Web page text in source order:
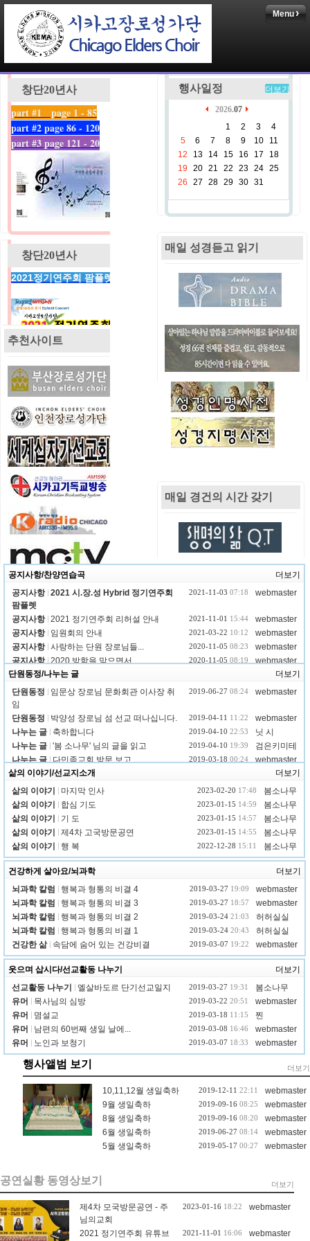
Menu
행사일정
2026.07
1
2 3
4
5
6 7 8 9 10
11
12
13 14 15 16 17
18
19
20 21 22 23 24
25
26
27 28 29 30 31
더보기
매일 성경듣고 읽기
매일 경건의 시간 갖기
창단20년사
part #1 page 1 - 85
part #2 page 86 - 120
part #3 page 121 - 20
창단20년사
2021정기연주회 팜플렛
https://issuu.https://issuu.com/paulyang
21_rgbttps://issuu.com/paulyang55/docs/
2021
cs/2021_rgb
추천사이트
공지사항/찬양연습곡
더보기
공지사항 2021 시.장.성 Hybrid 정기연주회
팜플렛
2021-11-03 07:18 webmaster
공지사항 2021 정기연주회 리허설 안내 2021-11-01 15:44
webmaster
공지사항
임원회의 안내 2021-03-22 10:12
webmaster
공지사항 사랑하는 단원 장로님들... 2020-11-05 08:23
webmaster
공지사항 2020 방학을 맞으면서 2020-11-05 08:19
webmaster
단원동정/나누는 글
더보기
단원동정
임문상 장로님 문화회관 이사장 취
임
2019-06-27 08:24 webmaster
단원동정 박양성 장로님 섬 선교 떠나십니다. 2019-04-11 11:22
webmaster
나누는 글
축하합니다 2019-04-10 22:53
닛 시
나누는 글 '봄 소나무' 님의 글을 읽고 2019-04-10 19:39
검은키미테
나누는 글 다민족교회 방문 보고 2019-03-18 00:24
webmaster
삶의 이야기/선교지소개
더보기
삶의 이야기
마지막 인사 2023-02-20 17:48
봄소나무
삶의 이야기
합심 기도 2023-01-15 14:59
봄소나무
삶의 이야기
기 도 2023-01-15 14:57
봄소나무
삶의 이야기
제4차 고국방문공연 2023-01-15 14:55
봄소나무
삶의 이야기
행 복 2022-12-28 15:11 봄소나무
건강하게 살아요/뇌과학
더보기
뇌과학 칼럼
행복과 형통의 비결 4 2019-03-27 19:09
webmaster
뇌과학 칼럼
행복과 형통의 비결 3 2019-03-27 18:57
webmaster
뇌과학 칼럼
행복과 형통의 비결 2 2019-03-24 21:03
허허실실
뇌과학 칼럼
행복과 형통의 비결 1 2019-03-24 20:43
허허실실
건강한 삶
속담에 숨어 있는 건강비결 2019-03-07 19:22 webmaster
웃으며 삽시다/선교활동 나누기
더보기
선교활동 나누기
엘살바도르 단기선교일지 2019-03-27 19:31
봄소나무
유머
목사님의 심방 2019-03-22 20:51
webmaster
유머
몀설교 2019-03-18 11:15
찐
유머
남편의 60번째 생일 날에... 2019-03-08 16:46
webmaster
유머
노인과 보청기 2019-03-07 18:33 webmaster
행사앨범 보기 더보기
10,11,12월 생일축하 2019-12-11 22:11
webmaster
9월 생일축하
2019-09-16 08:25
webmaster
8월 생일축하
2019-09-16 08:20
webmaster
6월 생일축하
2019-06-27 08:14
webmaster
5월 생일축하
2019-05-17 00:27 webmaster
공연실황 동영상보기 더보기
제4차 모국방문공연 - 주
님의교회
2023-01-16 18:22 webmaster
2021 정기연주회 유튜브 2021-11-01 16:06 webmaster